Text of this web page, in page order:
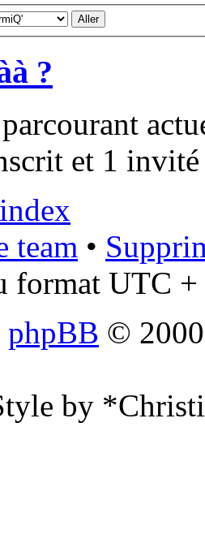
?
et 1 invité
team •
format UTC
phpBB ©
by